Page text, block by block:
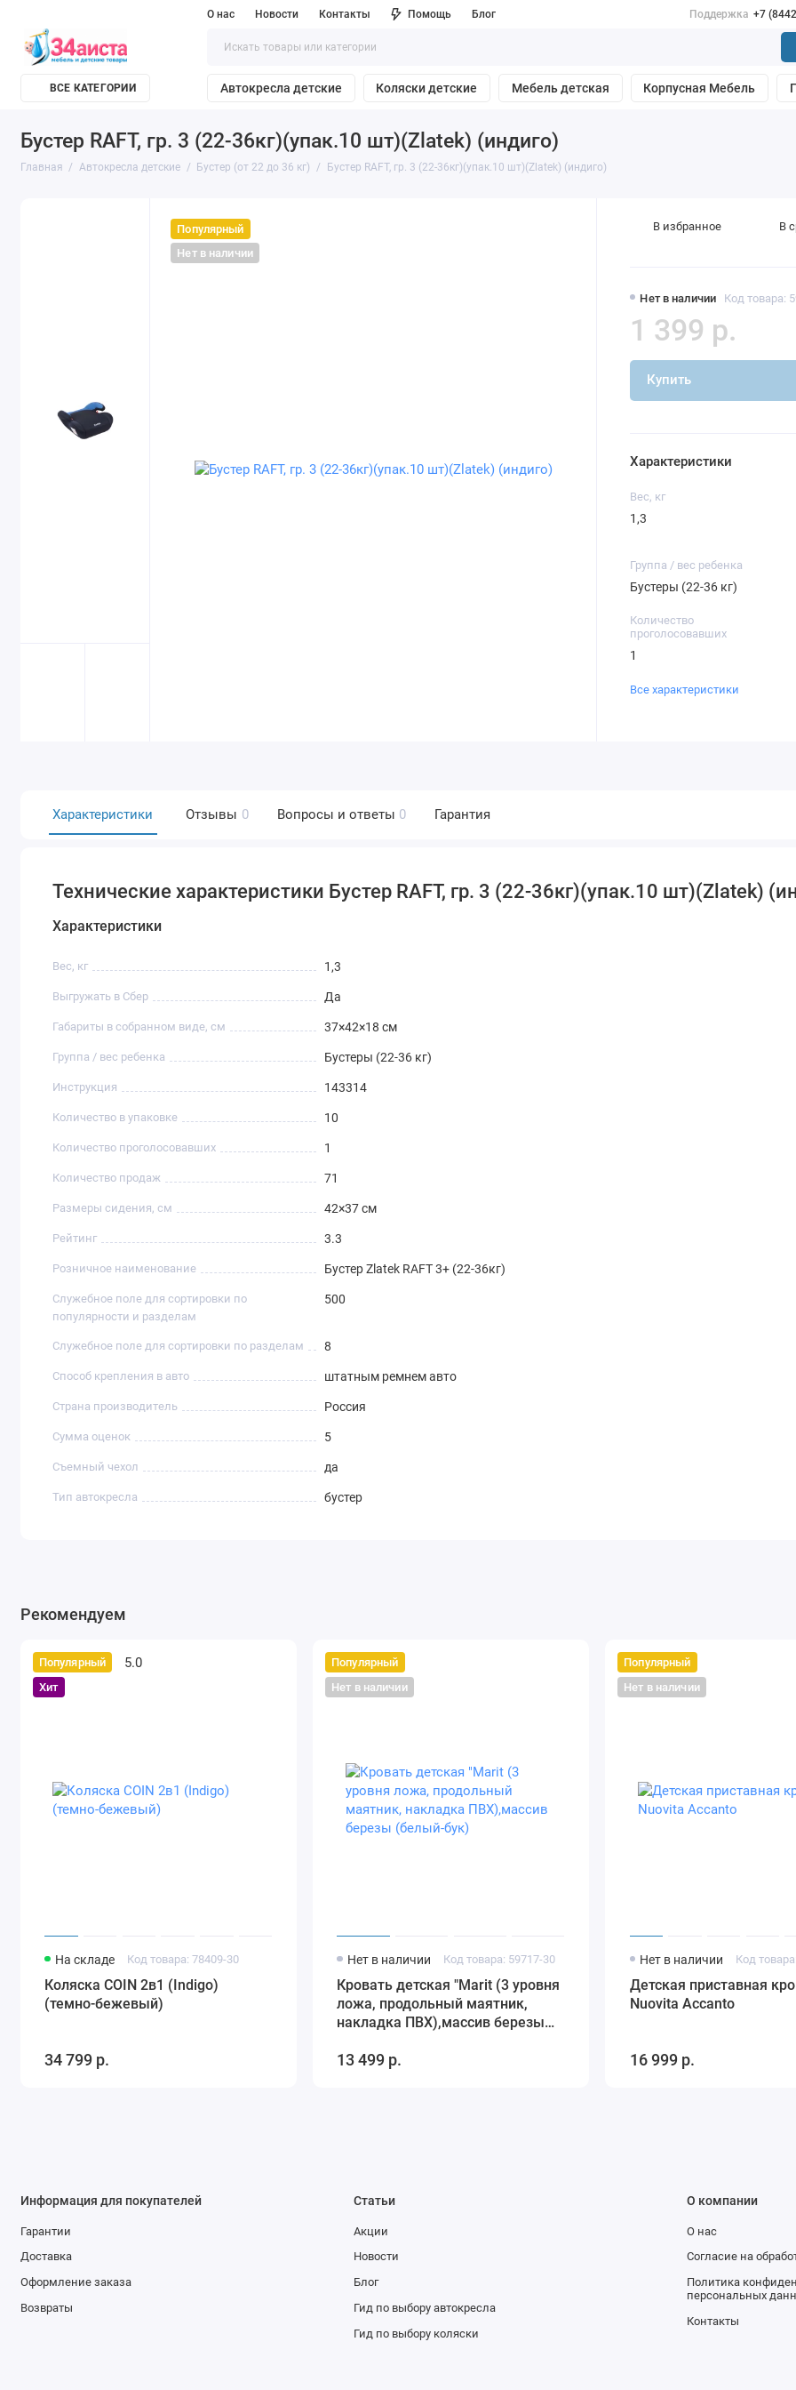
О нас Новости Контакты Помощь Блог Поддержка +7
ВСЕ КАТЕГОРИИ Автокресла детские Коляски детские Мебель детская Корпусная Мебель
Бустер RAFT, гр. 3 (22-36кг)(упак.10 шт)(Zlatek) (индиго)
Главная Автокресла детские Бустер (от 22 до 36 кг) Бустер RAFT, гр. 3 (22-36кг)(упак.10 шт)(Zlatek) (индиго)
Популярный
Нет в наличии
Нет в наличии Код товара:
1 399 р.
Купить
В избранное В
Характеристики
Вес, кг
1,3
Группа / вес ребенка
Бустеры (22-36 кг)
Количество
проголосовавших
1
Все характеристики
Характеристики Отзывы 0 Вопросы и ответы 0 Гарантия
Технические характеристики Бустер RAFT, гр. 3 (22-36кг)(упак.10 шт)(Zlatek)
Характеристики
Вес, кг 1,3
Выгружать в Сбер Да
Габариты в собранном виде, см 37×42×18 см
Группа / вес ребенка Бустеры (22-36 кг)
Инструкция 143314
Количество в упаковке 10
Количество проголосовавших 1
Количество продаж 71
Размеры сидения, см 42×37 см
Рейтинг 3.3
Розничное наименование Бустер Zlatek RAFT 3+ (22-36кг)
Служебное поле для сортировки по
популярности и разделам
500
Служебное поле для сортировки по разделам 8
Способ крепления в авто штатным ремнем авто
Страна производитель Россия
Сумма оценок 5
Съемный чехол да
Тип автокресла бустер
Рекомендуем
Популярный
Хит
5.0
На складе Код товара: 78409-30
Коляска COIN 2в1 (Indigo)
(темно-бежевый)
34 799 р.
Популярный
Нет в наличии
Нет в наличии Код товара: 59717-30
Кровать детская "Marit (3 уровня
ложа, продольный маятник,
накладка ПВХ),массив березы
13 499 р.
Популярный
Нет в наличии
Нет в наличии Код
Детская приставная
Nuovita Accanto
16 999 р.
Информация для покупателей
Гарантии
Доставка
Оформление заказа
Возвраты
Статьи
Акции
Новости
Блог
Гид по выбору автокресла
Гид по выбору коляски
О компании
О нас
Согласие на
Политика
персональных
Контакты